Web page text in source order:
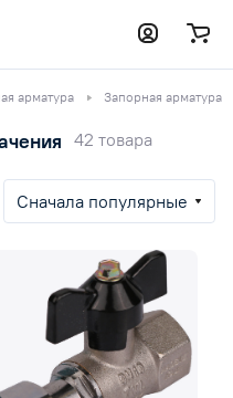
арматура Запорная арматура
42 товара
Сначала популярные